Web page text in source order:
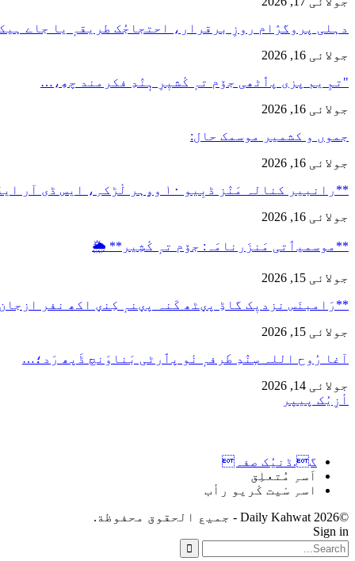
دہلی پروگرٛام روزِ برقرار، احتجاجُک طریقہٕ یا جاے
جولائی 16, 2026
"تمِ یم پزی پٲٹھی جۆم تہٕ کٔشیٖرِ ہٕنٛدِ فکرمند چھِ،…
جولائی 16, 2026
جموں و کشمیر موسمک حال:
جولائی 16, 2026
**رانبیر کنالہ مَنٛز ڈبِیو ۱۰ وۄہر لٔڑکہِ، ایس ڈی آر ایفَن…
جولائی 16, 2026
**موسمیٲتی مَنزَرنامَہ: جۆم تہٕ کٔشِیر** 🌦️
جولائی 15, 2026
**رَامبنَس نزدیٖک گاڈِ پؠٹھ کَنہ پؠنہٕ کِنؠ اکھ نفر
جولائی 15, 2026
آغا رُوح اللہ سٕنٛدِ طَرفہٕ نٔو پٲرٹی بَناوَنچ ڈَپھ رَد؛…
جولائی 14, 2026
أزِیُک پیپر
گ.ڈنیُک صفہ
اَسہِ مُتعلِق
اسہِ سْیت کْریو رأب
©2026 Daily Kahwat - جميع الحقوق محفوظة.
Sign in